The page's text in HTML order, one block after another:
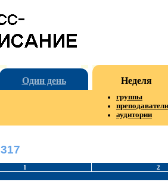
Один день Неделя
группы
преподаватели
аудитории
1
2